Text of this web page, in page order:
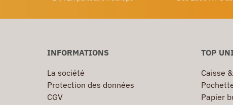
INFORMATIONS
La société
Protection des données
CGV
TOP
Caisse
Papier